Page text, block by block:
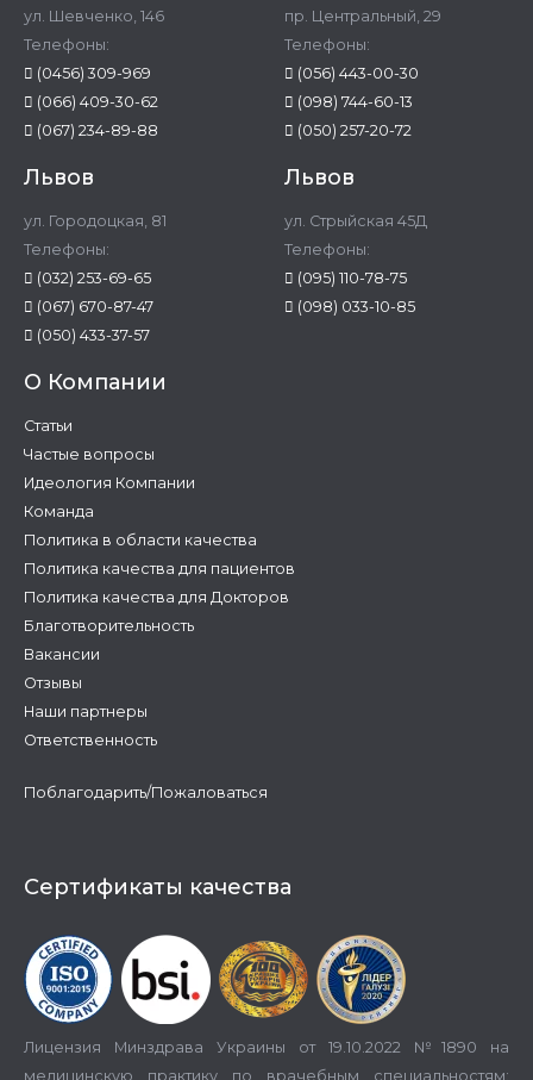
ул. Шевченко, 146
Телефоны:
(0456) 309-969
(066) 409-30-62
(067) 234-89-88
пр. Центральный, 29
Телефоны:
(056) 443-00-30
(098) 744-60-13
(050) 257-20-72
Львов
ул. Городоцкая, 81
Телефоны:
(032) 253-69-65
(067) 670-87-47
(050) 433-37-57
Львов
ул. Стрыйская 45Д
Телефоны:
(095) 110-78-75
(098) 033-10-85
О Компании
Статьи
Частые вопросы
Идеология Компании
Команда
Политика в области качества
Политика качества для пациентов
Политика качества для Докторов
Благотворительность
Вакансии
Отзывы
Наши партнеры
Ответственность
Поблагодарить/Пожаловаться
Сертификаты качества
Лицензия Минздрава Украины от 19.10.2022 №1890 на
медицинскую практику по врачебным специальностям: